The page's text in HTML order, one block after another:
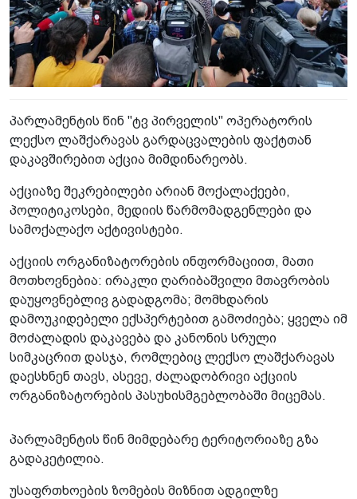
პარლამენტის წინ "ტვ პირველის" ოპერატორის
ლექსო ლაშქარავას გარდაცვალების ფაქტთან
დაკავშირებით აქცია მიმდინარეობს.
აქციაზე შეკრებილები არიან მოქალაქეები,
პოლიტიკოსები, მედიის წარმომადგენლები და
სამოქალაქო აქტივისტები.
აქციის ორგანიზატორების ინფორმაციით, მათი
მოთხოვნებია: ირაკლი ღარიბაშვილი მთავრობის
დაუყოვნებლივ გადადგომა; მომხდარის
დამოუკიდებელი ექსპერტებით გამოძიება; ყველა იმ
მოძალადის დაკავება და კანონის სრული
სიმკაცრით დასჯა, რომლებიც ლექსო ლაშქარავას
დაესხნენ თავს, ასევე, ძალადობრივი აქციის
ორგანიზატორების პასუხისმგებლობაში მიცემას.
პარლამენტის წინ მიმდებარე ტერიტორიაზე გზა
გადაკეტილია.
უსაფრთხოების ზომების მიზნით ადგილზე